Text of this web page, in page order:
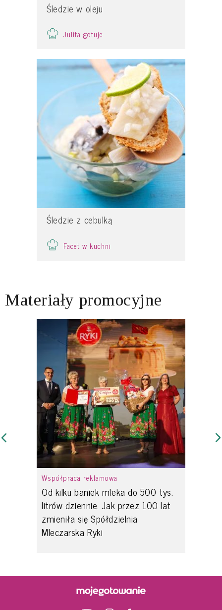
Śledzie w oleju
Julita gotuje
Śledzie z cebulką
Facet w kuchni
Materiały promocyjne
Współpraca reklamowa
Od kilku baniek mleka do 500 tys.
litrów dziennie. Jak przez 100 lat
zmieniła się Spółdzielnia
Mleczarska Ryki